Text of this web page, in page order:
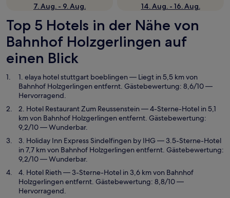
7. Aug. - 9. Aug.
14. Aug. - 16. Aug.
Top 5 Hotels in der Nähe von
Bahnhof Holzgerlingen auf
einen Blick
1. elaya hotel stuttgart boeblingen— Liegt in 5,5 km von
Bahnhof Holzgerlingen entfernt. Gästebewertung: 8,6/10 —
Hervorragend.
2. Hotel Restaurant Zum Reussenstein— 4-Sterne-Hotel in 5,1
km von Bahnhof Holzgerlingen entfernt. Gästebewertung:
9,2/10 — Wunderbar.
3. Holiday Inn Express Sindelfingen by IHG— 3.5-Sterne-Hotel
in 7,7 km von Bahnhof Holzgerlingen entfernt. Gästebewertung:
9,2/10 — Wunderbar.
4. Hotel Rieth— 3-Sterne-Hotel in 3,6 km von Bahnhof
Holzgerlingen entfernt. Gästebewertung: 8,8/10 —
Hervorragend.